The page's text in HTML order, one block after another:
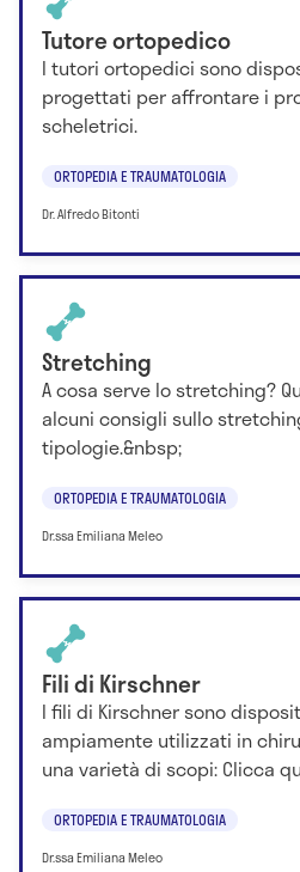
Tutore ortopedico
I tutori ortopedici sono
progettati per affrontare i
scheletrici.
ORTOPEDIA E TRAUMATOLOGIA
Dr. Alfredo Bitonti
Stretching
A cosa serve lo stretching?
alcuni consigli sullo
tipologie.&nbsp;
ORTOPEDIA E TRAUMATOLOGIA
Dr.ssa Emiliana Meleo
Fili di Kirschner
I fili di Kirschner sono
ampiamente utilizzati in
una varietà di scopi: Clicca
ORTOPEDIA E TRAUMATOLOGIA
Dr.ssa Emiliana Meleo